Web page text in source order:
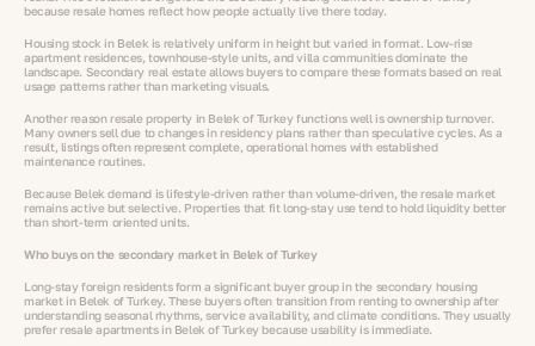
because resale homes reflect how people actually live there today.
Housing stock in Belek is relatively uniform in height but varied in format. Low-rise
apartment residences, townhouse-style units, and villa communities dominate the
landscape. Secondary real estate allows buyers to compare these formats based on real
usage patterns rather than marketing visuals.
Another reason resale property in Belek of Turkey functions well is ownership turnover.
Many owners sell due to changes in residency plans rather than speculative cycles. As a
result, listings often represent complete, operational homes with established
maintenance routines.
Because Belek demand is lifestyle-driven rather than volume-driven, the resale market
remains active but selective. Properties that fit long-stay use tend to hold liquidity better
than short-term oriented units.
Who buys on the secondary market in Belek of Turkey
Long-stay foreign residents form a significant buyer group in the secondary housing
market in Belek of Turkey. These buyers often transition from renting to ownership after
understanding seasonal rhythms, service availability, and climate conditions. They usually
prefer resale apartments in Belek of Turkey because usability is immediate.